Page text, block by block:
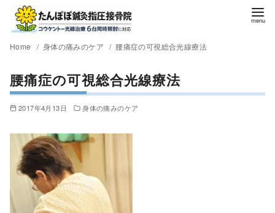
Home 身体の痛みのケア 腰痛症の可視総合光線療法
腰痛症の可視総合光線療法
2017年4月13日 身体の痛みのケア